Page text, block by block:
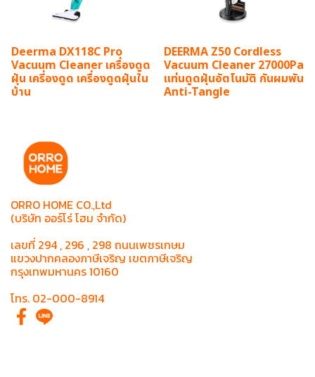
Deerma DX118C Pro
Vacuum Cleaner เครื่องดูด
ฝุ่น เครี่องดูด เครื่องดูดฝุ่นใน
บ้าน
DEERMA Z50 Cordless
Vacuum Cleaner 27000Pa
แท่นดูดฝุ่นอัตโนมัติ กันผมพัน
Anti-Tangle
ORRO HOME CO.,Ltd
(บริษัท ออร์โร่ โฮม จำกัด)
เลขที่ 294 , 296 , 298 ถนนเพชรเกษม
แขวงปากคลองภาษีเจริญ เขตภาษีเจริญ
กรุงเทพมหานคร 10160
โทร. 02-000-8914